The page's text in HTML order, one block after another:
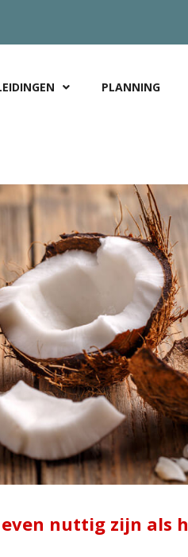
PLANNING
nuttig zijn als